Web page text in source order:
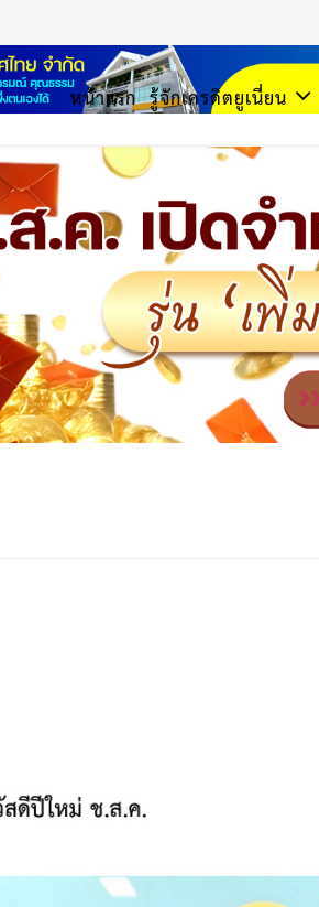
หน้าแรก รู้จักเครดิตยูเนี่ยน